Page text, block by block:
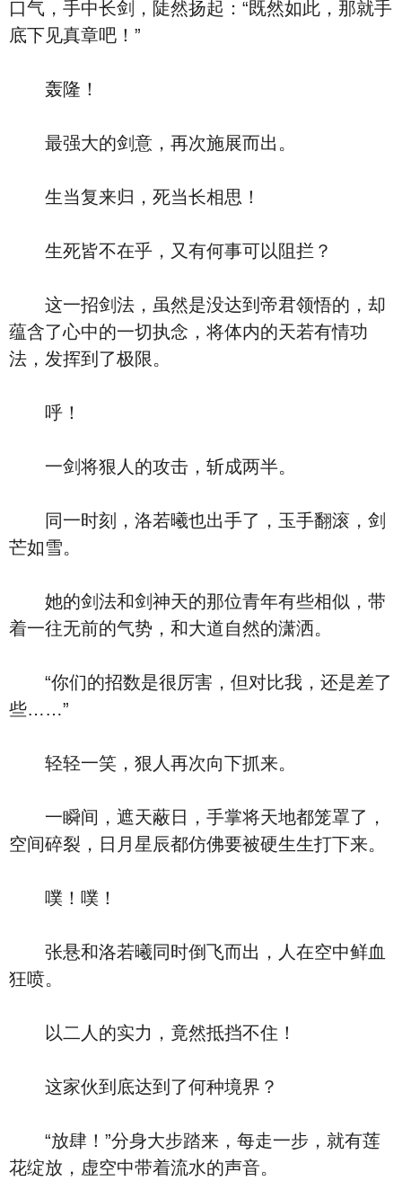
口气，手中长剑，陡然扬起：“既然如此，那就手
底下见真章吧！”
轰隆！
最强大的剑意，再次施展而出。
生当复来归，死当长相思！
生死皆不在乎，又有何事可以阻拦？
这一招剑法，虽然是没达到帝君领悟的，却
蕴含了心中的一切执念，将体内的天若有情功
法，发挥到了极限。
呼！
一剑将狠人的攻击，斩成两半。
同一时刻，洛若曦也出手了，玉手翻滚，剑
芒如雪。
她的剑法和剑神天的那位青年有些相似，带
着一往无前的气势，和大道自然的潇洒。
“你们的招数是很厉害，但对比我，还是差了
些……”
轻轻一笑，狠人再次向下抓来。
一瞬间，遮天蔽日，手掌将天地都笼罩了，
空间碎裂，日月星辰都仿佛要被硬生生打下来。
噗！噗！
张悬和洛若曦同时倒飞而出，人在空中鲜血
狂喷。
以二人的实力，竟然抵挡不住！
这家伙到底达到了何种境界？
“放肆！”分身大步踏来，每走一步，就有莲
花绽放，虚空中带着流水的声音。